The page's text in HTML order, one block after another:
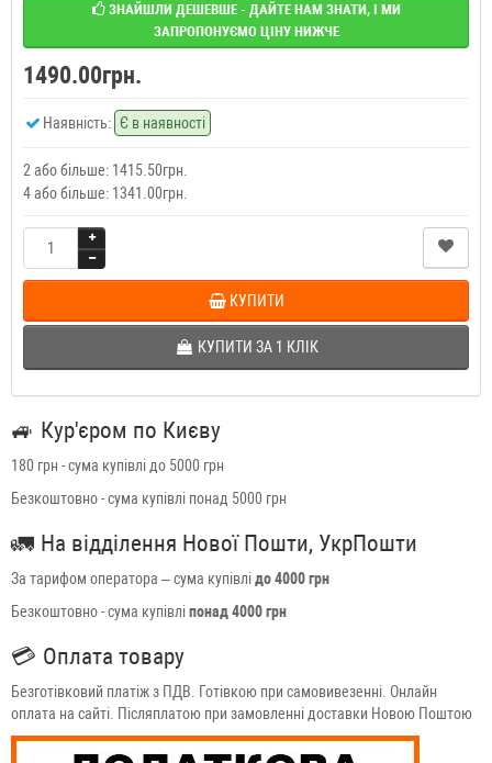
ЗНАЙШЛИ ДЕШЕВШЕ - ДАЙТЕ НАМ ЗНАТИ, І МИ
ЗАПРОПОНУЄМО ЦІНУ НИЖЧЕ
1490.00грн.
Наявність: Є в наявності
2 або більше: 1415.50грн.
4 або більше: 1341.00грн.
КУПИТИ
КУПИТИ ЗА 1 КЛIК
🚙 Кур'єром по Києву
180 грн - сума купівлі до 5000 грн
Безкоштовно - сума купівлі понад 5000 грн
🚛 На відділення Нової Пошти, УкрПошти
За тарифом оператора – сума купівлідо 4000 грн
Безкоштовно - сума купівліпонад 4000 грн
💳 Оплата товару
Безготівковий платіж з ПДВ. Готівкою при самовивезенні. Онлайн
оплата на сайті. Післяплатою при замовленні доставки Новою Поштою